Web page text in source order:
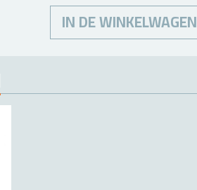
IN DE WINKELWAGEN